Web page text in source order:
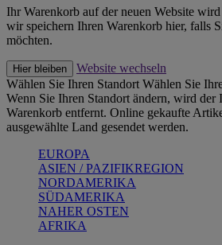
Ihr Warenkorb auf der neuen Website
wir speichern Ihren Warenkorb hier, falls
möchten.
Hier bleiben
Website wechseln
Wählen Sie Ihren Standort Wählen Sie
Wenn Sie Ihren Standort ändern, wird der
Warenkorb entfernt. Online gekaufte
ausgewählte Land gesendet werden.
EUROPA
ASIEN / PAZIFIKREGION
NORDAMERIKA
SÜDAMERIKA
NAHER OSTEN
AFRIKA